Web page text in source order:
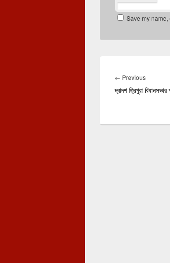
Save my
navigation
← PreviousPrevious
post:
দ্বাদশ ত্রিপুরা